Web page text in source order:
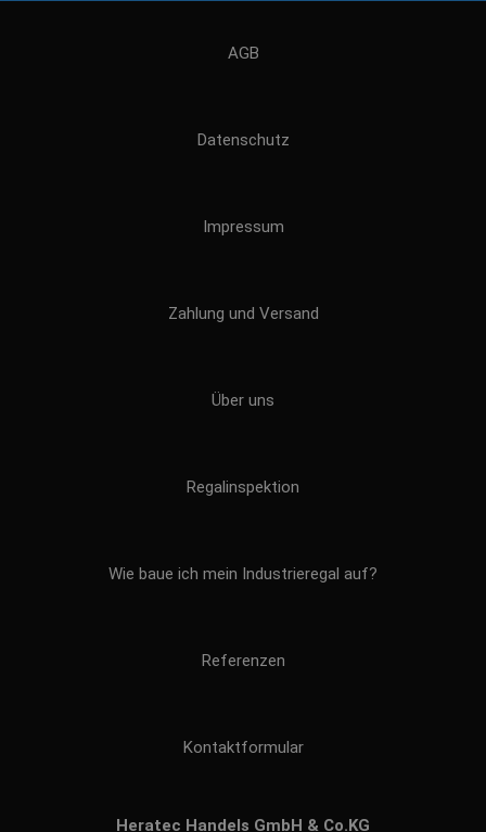
AGB
Datenschutz
Impressum
Zahlung und Versand
Über uns
Regalinspektion
Wie baue ich mein Industrieregal auf?
Referenzen
Kontaktformular
Heratec Handels GmbH & Co.KG